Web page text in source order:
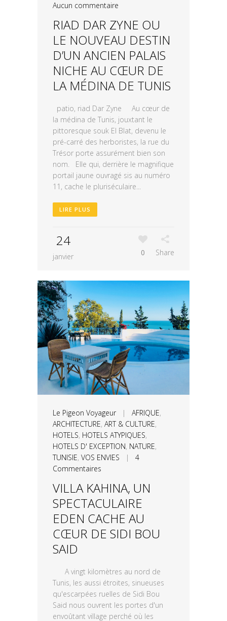
Aucun commentaire
RIAD DAR ZYNE OU
LE NOUVEAU DESTIN
D’UN ANCIEN PALAIS
NICHE AU CŒUR DE
LA MÉDINA DE TUNIS
patio, riad Dar Zyne Au cœur de
la médina de Tunis, jouxtant le
pittoresque souk El Blat, devenu le
pré-carré des herboristes, la rue du
Trésor porte assurément bien son
nom. Elle qui, derrière le magnifique
portail jaune ouvragé sis au numéro
11, cache le pluriséculaire...
LIRE PLUS
24
janvier 0 Share
Le Pigeon Voyageur| AFRIQUE,
ARCHITECTURE, ART & CULTURE,
HOTELS, HOTELS ATYPIQUES,
HOTELS D' EXCEPTION, NATURE,
TUNISIE, VOS ENVIES | 4
Commentaires
VILLA KAHINA, UN
SPECTACULAIRE
EDEN CACHE AU
CŒUR DE SIDI BOU
SAID
A vingt kilomètres au nord de
Tunis, les aussi étroites, sinueuses
qu'escarpées ruelles de Sidi Bou
Said nous ouvrent les portes d'un
envoûtant village perché où les